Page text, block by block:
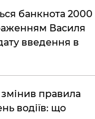
банкнота 2000
Василя
введення в
правила
водіїв: що